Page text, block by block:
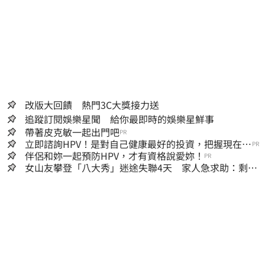
改版大回饋 熱門3C大獎接力送
追蹤訂閱娛樂星聞 給你最即時的娛樂星鮮事
帶著皮克敏一起出門吧PR
立即諮詢HPV！是對自己健康最好的投資，把握現在不
嫌晚！
PR
伴侶和妳一起預防HPV，才有資格說愛妳！ PR
女山友攀登「八大秀」迷途失聯4天 家人急求助：剩我